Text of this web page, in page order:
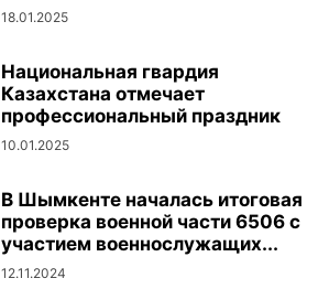
18.01.2025
Национальная гвардия
Казахстана отмечает
профессиональный праздник
10.01.2025
В Шымкенте началась итоговая
проверка военной части 6506 с
участием военнослужащих...
12.11.2024